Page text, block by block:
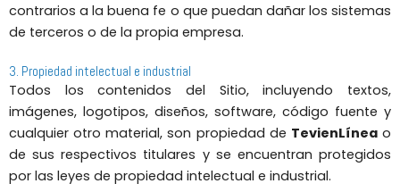
contrarios a la buena fe o que puedan dañar los sistemas
de terceros o de la propia empresa.
3. Propiedad intelectual e industrial
Todos los contenidos del Sitio, incluyendo textos,
imágenes, logotipos, diseños, software, código fuente y
cualquier otro material, son propiedad de TevienLíneao
de sus respectivos titulares y se encuentran protegidos
por las leyes de propiedad intelectual e industrial.